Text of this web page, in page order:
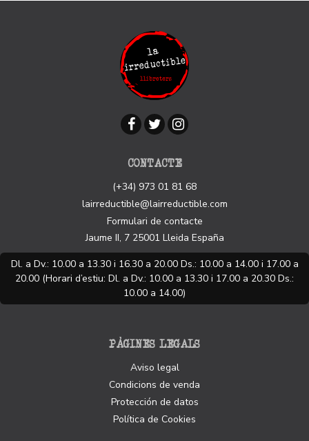
CONTACTE
(+34) 973 01 81 68
lairreductible@lairreductible.com
Formulari de contacte
Jaume II, 7 25001 Lleida España
Dl. a Dv.: 10.00 a 13.30 i 16.30 a 20.00 Ds.: 10.00 a 14.00 i 17.00 a
20.00 (Horari d’estiu: Dl. a Dv.: 10.00 a 13.30 i 17.00 a 20.30 Ds.:
10.00 a 14.00)
PÀGINES LEGALS
Aviso legal
Condicions de venda
Protección de datos
Política de Cookies